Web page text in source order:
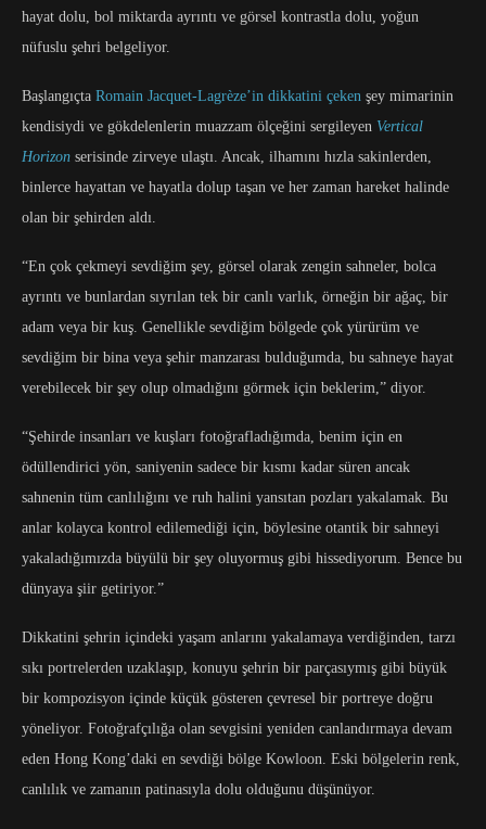
hayat dolu, bol miktarda ayrıntı ve görsel kontrastla dolu, yoğun
nüfuslu şehri belgeliyor.
Başlangıçta Romain Jacquet-Lagrèze’in dikkatini çeken şey mimarinin
kendisiydi ve gökdelenlerin muazzam ölçeğini sergileyen Vertical
Horizon serisinde zirveye ulaştı. Ancak, ilhamını hızla sakinlerden,
binlerce hayattan ve hayatla dolup taşan ve her zaman hareket halinde
olan bir şehirden aldı.
“En çok çekmeyi sevdiğim şey, görsel olarak zengin sahneler, bolca
ayrıntı ve bunlardan sıyrılan tek bir canlı varlık, örneğin bir ağaç, bir
adam veya bir kuş. Genellikle sevdiğim bölgede çok yürürüm ve
sevdiğim bir bina veya şehir manzarası bulduğumda, bu sahneye hayat
verebilecek bir şey olup olmadığını görmek için beklerim,” diyor.
“Şehirde insanları ve kuşları fotoğrafladığımda, benim için en
ödüllendirici yön, saniyenin sadece bir kısmı kadar süren ancak
sahnenin tüm canlılığını ve ruh halini yansıtan pozları yakalamak. Bu
anlar kolayca kontrol edilemediği için, böylesine otantik bir sahneyi
yakaladığımızda büyülü bir şey oluyormuş gibi hissediyorum. Bence bu
dünyaya şiir getiriyor.”
Dikkatini şehrin içindeki yaşam anlarını yakalamaya verdiğinden, tarzı
sıkı portrelerden uzaklaşıp, konuyu şehrin bir parçasıymış gibi büyük
bir kompozisyon içinde küçük gösteren çevresel bir portreye doğru
yöneliyor. Fotoğrafçılığa olan sevgisini yeniden canlandırmaya devam
eden Hong Kong’daki en sevdiği bölge Kowloon. Eski bölgelerin renk,
canlılık ve zamanın patinasıyla dolu olduğunu düşünüyor.